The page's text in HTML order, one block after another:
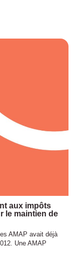
aux impôts
le maintien de
AMAP avait déjà
Une AMAP